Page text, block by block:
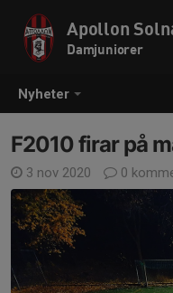
Nyheter
Apollon
Damjuniorer
F2010 firar på
3 nov 2020 0